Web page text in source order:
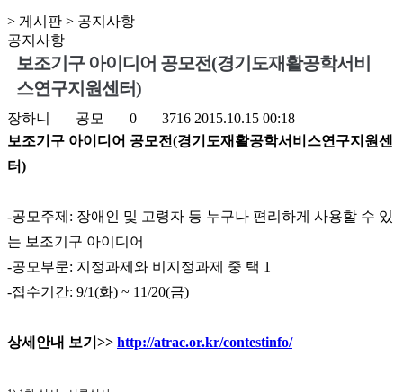
> 게시판 > 공지사항
공지사항
보조기구 아이디어 공모전(경기도재활공학서비
스연구지원센터)
장하니 공모 0 3716 2015.10.15 00:18
보조기구 아이디어 공모전(경기도재활공학서비스연구지원센
터)
-공모주제: 장애인 및 고령자 등 누구나 편리하게 사용할 수 있
는 보조기구 아이디어
-공모부문: 지정과제와 비지정과제 중 택 1
-접수기간: 9/1(화) ~ 11/20(금)
상세안내 보기>> http://atrac.or.kr/contestinfo/